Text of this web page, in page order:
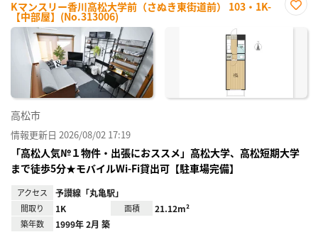
Kマンスリー香川高松大学前（さぬき東街道前） 103・1K-
【中部屋】(No.313006)
に入
高松市
情報更新日 2026/08/02 17:19
「高松人気№１物件・出張におススメ」高松大学、高松短期大学
まで徒歩5分★モバイルWi-Fi貸出可【駐車場完備】
アクセス 予讃線「丸亀駅」
間取り 1K 面積 21.12m²
築年数 1999年 2月 築